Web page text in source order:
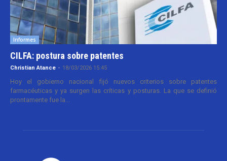
Informes
CILFA: postura sobre patentes
Christian Atance - 18/03/2026 15:45
Hoy el gobierno nacional fijó nuevos criterios sobre patentes
farmacéuticas y ya surgen las críticas y posturas. La que se definió
prontamente fue la...